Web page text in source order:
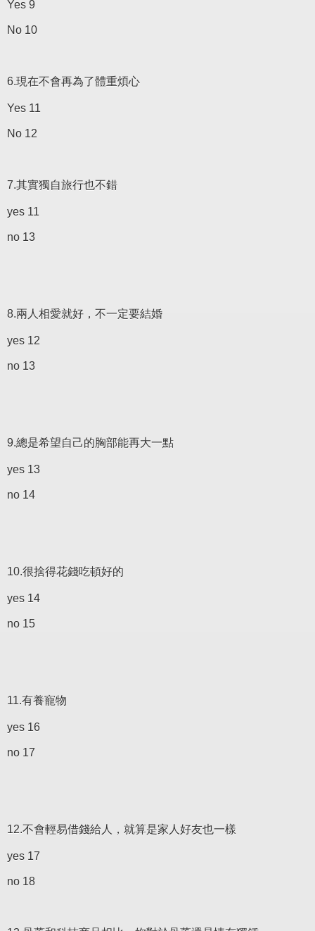
Yes 9
No 10
6.現在不會再為了體重煩心
Yes 11
No 12
7.其實獨自旅行也不錯
yes 11
no 13
8.兩人相愛就好，不一定要結婚
yes 12
no 13
9.總是希望自己的胸部能再大一點
yes 13
no 14
10.很捨得花錢吃頓好的
yes 14
no 15
11.有養寵物
yes 16
no 17
12.不會輕易借錢給人，就算是家人好友也一樣
yes 17
no 18